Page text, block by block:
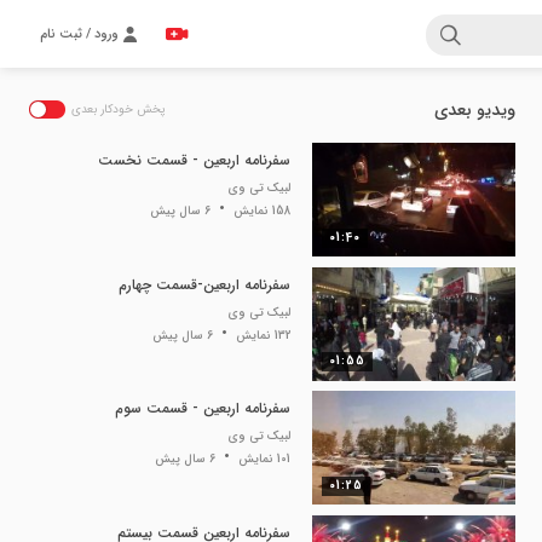
ورود / ثبت نام
ویدیو بعدی پخش خودکار بعدی
01:40
سفرنامه اربعین - قسمت نخست
لبیک تی وی
158 نمایش
6 سال پیش
01:55
سفرنامه اربعین-قسمت چهارم
لبیک تی وی
132 نمایش
6 سال پیش
01:25
سفرنامه اربعین - قسمت سوم
لبیک تی وی
101 نمایش
6 سال پیش
سفرنامه اربعین قسمت بیستم